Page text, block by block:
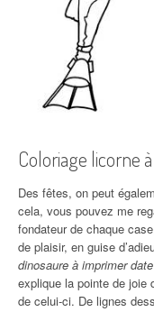
Coloriage licorne
Des fêtes, on peut
cela, vous pouvez me
fondateur de chaque
de plaisir, en guise
dinosaure à imprimer
explique la pointe de joie
de celui-ci. De lignes